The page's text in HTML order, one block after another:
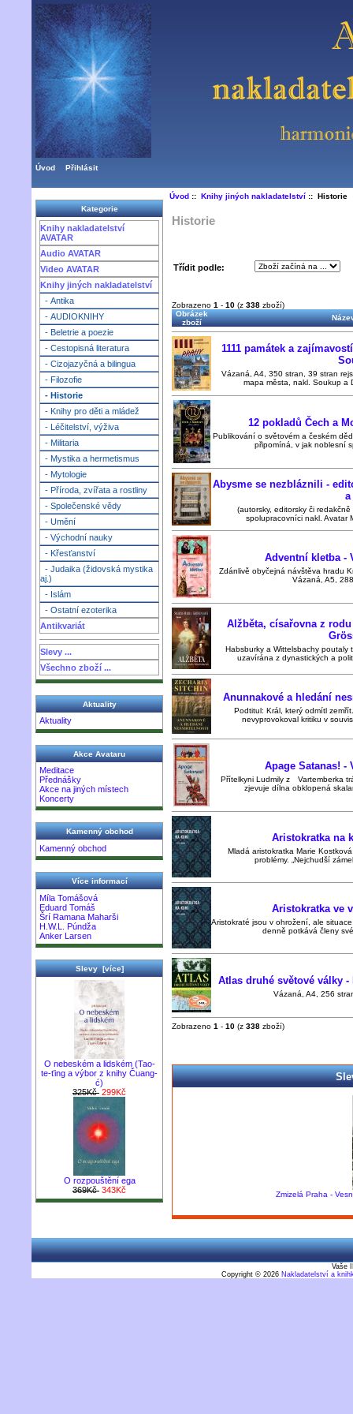
Úvod Přihlásit
Kategorie
Knihy nakladatelství
AVATAR
Audio AVATAR
Video AVATAR
Knihy jiných nakladatelství
- Antika
- AUDIOKNIHY
- Beletrie a poezie
- Cestopisná literatura
- Cizojazyčná a bilingua
- Filozofie
- Historie
- Knihy pro děti a mládež
- Léčitelství, výživa
- Militaria
- Mystika a hermetismus
- Mytologie
- Příroda, zvířata a rostliny
- Společenské vědy
- Umění
- Východní nauky
- Křesťanství
- Judaika (židovská mystika
aj.)
- Islám
- Ostatní ezoterika
Antikvariát
Slevy ...
Všechno zboží ...
Aktuality
Aktuality
Akce Avataru
Meditace
Přednášky
Akce na jiných místech
Koncerty
Kamenný obchod
Kamenný obchod
Více informací
Míla Tomášová
Eduard Tomáš
Šrí Ramana Maharši
H.W.L. Púndža
Anker Larsen
Slevy [více]
O nebeském a lidském (Tao-
te-ťing a výbor z knihy Čuang-
ć)
325Kč 299Kč
O rozpouštění ega
369Kč 343Kč
Úvod:: Knihy jiných nakladatelství:: Historie
Historie
Třídit podle:
Zobrazeno 1 - 10 (z 338 zboží)
Obrázek
zboží
1111 památek a
Vázaná, A4, 350 stran, 39 stran
mapa města, nakl. Soukup a
12 pokladů Čech a
Publikování o světovém a českém
připomíná, v jak noblesní
Abysme se nezbláznili -
a
(autorsky, editorsky či
spolupracovníci nakl. Avatar
Adventní kletba -
Zdánlivě obyčejná návštěva hradu
Vázaná, A5,
Alžběta, císařovna z
Habsburky a Wittelsbachy poutaly
uzavírána z dynastických a
Anunnakové a hledání
Podtitul: Král, který odmítl
nevyprovokoval kritiku v
Apage Satanas! -
Přítelkyni Ludmily z Vartemberka
zjevuje dílna obklopená
Aristokratka na
Mladá aristokratka Marie
problémy. „Nejchudší
Aristokratka ve
Aristokraté jsou v ohrožení, ale
denně potkává členy
Atlas druhé světové války
Vázaná, A4, 256
Zobrazeno 1 - 10 (z 338 zboží)
Zmizelá Praha -
Vaše
Copyright © 2026 Nakladatelství a